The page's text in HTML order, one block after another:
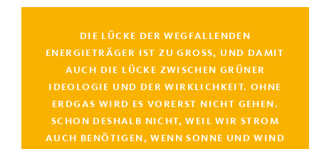
DIE LÜCKE DER WEGFALLENDEN
ENERGIETRÄGER IST ZU GROSS, UND DAMIT A
UCH DIE LÜCKE ZWISCHEN GRÜNER I
DEOLOGIE UND DER WIRKLICHKEIT. OHNE E
RDGAS WIRD ES VORERST NICHT GEHEN. S
CHON DESHALB NICHT, WEIL WIR STROM A
UCH BENÖTIGEN, WENN SONNE UND WIND N